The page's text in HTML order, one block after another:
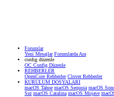
Forumlar
Yeni Mesajlar Forumlarda Ara
confıg düzenle
OC Config Düzenle
REHBERLER
OpenCore Rehberler Clover Rehberler
KURULUM DOSYALARI
macOS Tahoe macOS Sequoia macOS
Sur macOS Catalina macOS Mojave